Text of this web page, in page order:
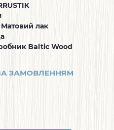
Матовий лак
Baltic Wood
ЗАМОВЛЕННЯМ